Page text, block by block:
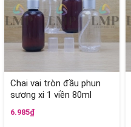
Chai vai tròn đầu phun
sương xi 1 viền 80ml
6.985₫